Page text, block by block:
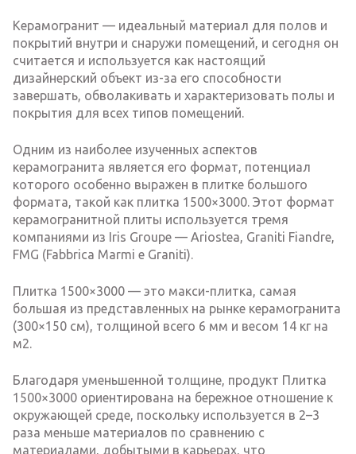
Керамогранит — идеальный материал для полов и
покрытий внутри и снаружи помещений, и сегодня он
считается и используется как настоящий
дизайнерский объект из-за его способности
завершать, обволакивать и характеризовать полы и
покрытия для всех типов помещений.
Одним из наиболее изученных аспектов
керамогранита является его формат, потенциал
которого особенно выражен в плитке большого
формата, такой как плитка 1500×3000. Этот формат
керамогранитной плиты используется тремя
компаниями из Iris Groupe — Ariostea, Graniti Fiandre,
FMG (Fabbrica Marmi e Graniti).
Плитка 1500×3000 — это макси-плитка, самая
большая из представленных на рынке керамогранита
(300×150 см), толщиной всего 6 мм и весом 14 кг на
м2.
Благодаря уменьшенной толщине, продукт Плитка
1500×3000 ориентирована на бережное отношение к
окружающей среде, поскольку используется в 2–3
раза меньше материалов по сравнению с
материалами, добытыми в карьерах, что